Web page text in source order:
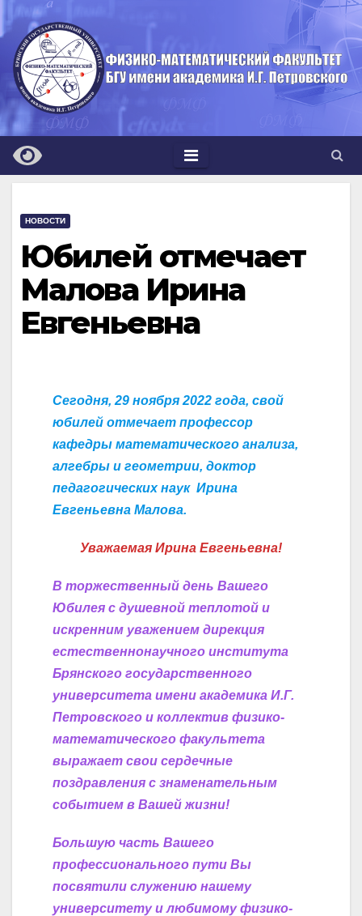
Перейти
к
содержимому
НОВОСТИ
Юбилей отмечает
Малова Ирина
Евгеньевна
Сегодня, 29 ноября 2022 года, свой
юбилей отмечает профессор
кафедры математического анализа,
алгебры и геометрии, доктор
педагогических наук Ирина
Евгеньевна Малова.
Уважаемая Ирина Евгеньевна!
В торжественный день Вашего
Юбилея с душевной теплотой и
искренним уважением дирекция
естественнонаучного института
Брянского государственного
университета имени академика И.Г.
Петровского и коллектив физико-
математического факультета
выражает свои сердечные
поздравления с знаменательным
событием в Вашей жизни!
Большую часть Вашего
профессионального пути Вы
посвятили служению нашему
университету и любимому физико-